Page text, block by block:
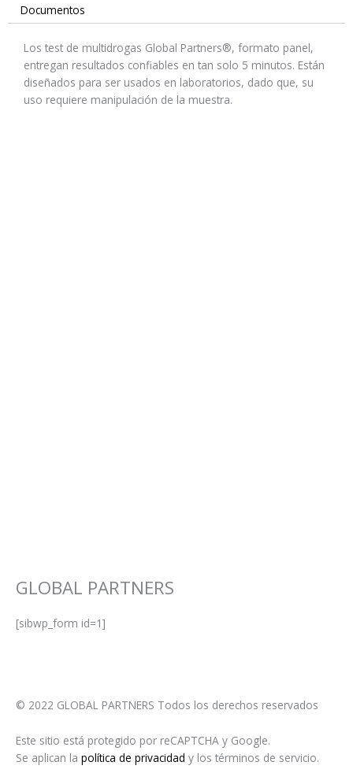
Documentos
Los test de multidrogas Global Partners®, formato panel,
entregan resultados confiables en tan solo 5 minutos. Están
diseñados para ser usados en laboratorios, dado que, su
uso requiere manipulación de la muestra.
GLOBAL PARTNERS
[sibwp_form id=1]
© 2022 GLOBAL PARTNERS Todos los derechos reservados
Este sitio está protegido por reCAPTCHA y Google.
Se aplican la política de privacidad y los términos de servicio.